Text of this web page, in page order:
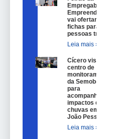
Empregabilidade e
Empreendedorismo
vai ofertar 100
fichas para
pessoas trans.
Leia mais »
Cícero visita
centro de
monitoramento
da Semob-JP
para
acompanhar
impactos das
chuvas em
João Pessoa.
Leia mais »